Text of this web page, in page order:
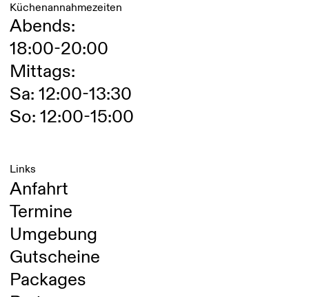
Küchenannahmezeiten
Abends:
18:00-20:00
Mittags:
Sa: 12:00-13:30
So: 12:00-15:00
Links
Anfahrt
Termine
Umgebung
Gutscheine
Packages